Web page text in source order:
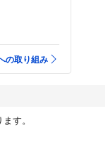
の取り組み
す。